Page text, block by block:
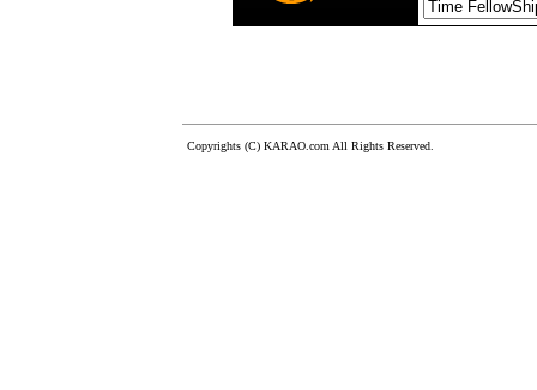
Copyrights (C) KARAO.com All Rights Reserved.